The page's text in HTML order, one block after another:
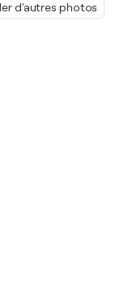
d'autres photos